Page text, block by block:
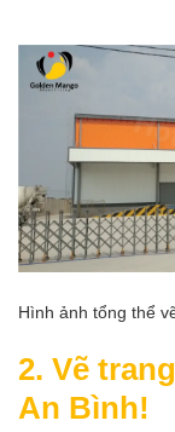
Hình ảnh tổng thể
2. Vẽ
An Bình!